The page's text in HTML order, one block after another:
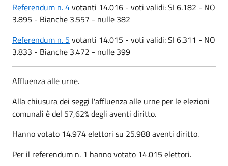
Referendum n. 4votanti 14.016 - voti validi: SI 6.182 - NO
3.895 - Bianche 3.557 - nulle 382
Referendum n. 5 votanti 14.015 - voti validi: SI 6.311 - NO
3.833 - Bianche 3.472 - nulle 399
Affluenza alle urne.
Alla chiusura dei seggi l'affluenza alle urne per le elezioni
comunali è del 57,62% degli aventi diritto.
Hanno votato 14.974 elettori su 25.988 aventi diritto.
Per il referendum n. 1 hanno votato 14.015 elettori.